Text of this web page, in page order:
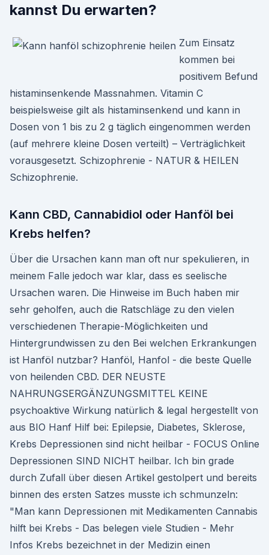
kannst Du erwarten?
Zum Einsatz
kommen bei
positivem Befund
histaminsenkende Massnahmen. Vitamin C
beispielsweise gilt als histaminsenkend und kann in
Dosen von 1 bis zu 2 g täglich eingenommen werden
(auf mehrere kleine Dosen verteilt) – Verträglichkeit
vorausgesetzt. Schizophrenie - NATUR & HEILEN
Schizophrenie.
Kann CBD, Cannabidiol oder Hanföl bei
Krebs helfen?
Über die Ursachen kann man oft nur spekulieren, in
meinem Falle jedoch war klar, dass es seelische
Ursachen waren. Die Hinweise im Buch haben mir
sehr geholfen, auch die Ratschläge zu den vielen
verschiedenen Therapie-Möglichkeiten und
Hintergrundwissen zu den Bei welchen Erkrankungen
ist Hanföl nutzbar? Hanföl, Hanfol - die beste Quelle
von heilenden CBD. DER NEUSTE
NAHRUNGSERGÄNZUNGSMITTEL KEINE
psychoaktive Wirkung natürlich & legal hergestellt von
aus BIO Hanf Hilf bei: Epilepsie, Diabetes, Sklerose,
Krebs Depressionen sind nicht heilbar - FOCUS Online
Depressionen SIND NICHT heilbar. Ich bin grade
durch Zufall über diesen Artikel gestolpert und bereits
binnen des ersten Satzes musste ich schmunzeln:
"Man kann Depressionen mit Medikamenten Cannabis
hilft bei Krebs - Das belegen viele Studien - Mehr
Infos Krebs bezeichnet in der Medizin einen